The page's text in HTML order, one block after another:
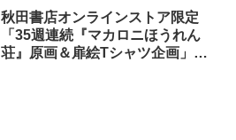
秋田書店オンラインストア限定
「35週連続『マカロニほうれん
荘』原画＆扉絵Tシャツ企画」か